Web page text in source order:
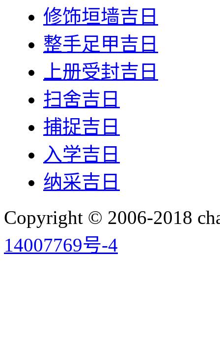
修饰垣墙吉日
整手足甲吉日
上册受封吉日
扫舍吉日
捕捉吉日
入学吉日
纳采吉日
Copyright © 2006-2018
14007769号-4